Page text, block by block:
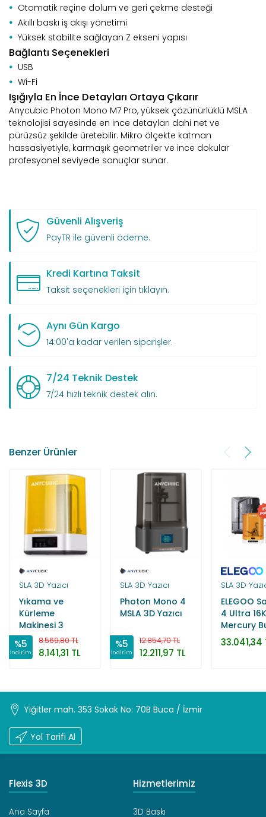
Otomatik reçine dolum ve geri çekme desteği
Akıllı baskı iş akışı yönetimi
Yüksek stabilite sağlayan Z ekseni yapısı
Bağlantı Seçenekleri
USB
Wi-Fi
Işığıyla En İnce Detayları Ortaya Çıkarır
Anycubic Photon Mono M7 Pro, yüksek çözünürlüklü MSLA
teknolojisi sayesinde en ince detayları dahi net ve
pürüzsüz şekilde üretebilir. Mikro ölçekte katman
hassasiyetiyle, karmaşık geometriler ve ince dokular
profesyonel seviyede sonuçlar sunar.
Güvenli Alışveriş
PayTR ile güvenli ödeme.
Kredi Kartına Taksit
Taksit seçenekleri için tıklayın.
Aynı Gün Kargo
14:00'a kadar verilen siparişler.
7/24 Teknik Destek
7/24 hızlı teknik destek alın.
Benzer Ürünler
SLA 3D Yazıcı
Yıkama ve
Kürleme
Makinesi 3
%5
İndirim
8.569,80 TL
8.141,31 TL
SLA 3D Yazıcı
Photon Mono 4
MSLA 3D Yazıcı
%5
İndirim
12.854,70 TL
12.211,97 TL
SLA 3D
ELEGOO
4 Ultra
Mercury
33.041,34
Yiğitler mah. 353 Sokak No: 70B Buca / İzmir
Yol Tarifi Al
Flexis 3D
Ana Sayfa
Hizmetlerimiz
3D Baskı